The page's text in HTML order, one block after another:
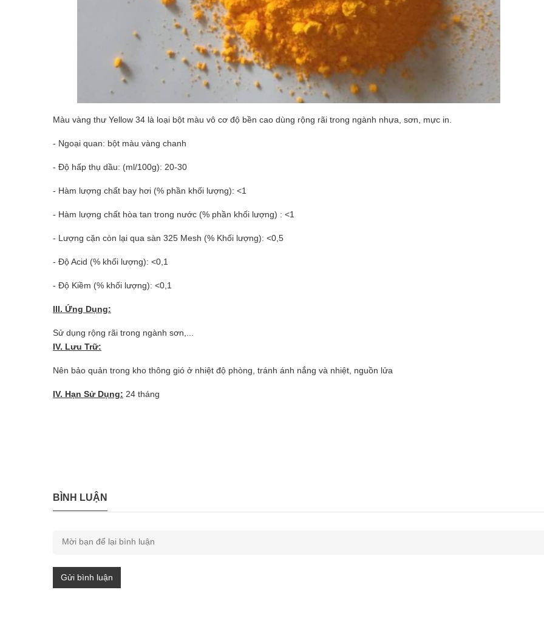
Màu vàng thư Yellow 34 là loại bột màu vô cơ độ bền cao dùng rộng rãi trong ngành nhựa, sơn, mực in.
- Ngoại quan: bột màu vàng chanh
- Độ hấp thụ dầu: (ml/100g): 20-30
- Hàm lượng chất bay hơi (% phần khối lượng): <1
- Hàm lượng chất hòa tan trong nước (% phần khối lượng) : <1
- Lượng cặn còn lại qua sàn 325 Mesh (% Khối lượng): <0,5
- Độ Acid (% khối lượng): <0,1
- Độ Kiềm (% khối lượng): <0,1
III. Ứng Dụng:
Sử dụng rộng rãi trong ngành sơn,...
IV. Lưu Trữ:
Nên bảo quản trong kho thông gió ở nhiệt độ phòng, tránh ánh nắng và nhiệt, nguồn lửa
IV. Hạn Sử Dụng: 24 tháng
BÌNH LUẬN
Gửi bình luận